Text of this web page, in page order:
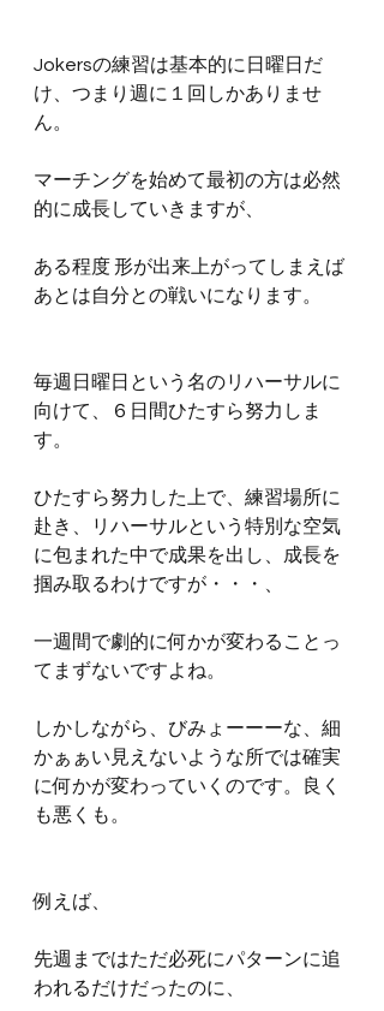
Jokersの練習は基本的に日曜日だ
け、つまり週に１回しかありませ
ん。
マーチングを始めて最初の方は必然
的に成長していきますが、
ある程度 形が出来上がってしまえば
あとは自分との戦いになります。
毎週日曜日という名のリハーサルに
向けて、６日間ひたすら努力しま
す。
ひたすら努力した上で、練習場所に
赴き、リハーサルという特別な空気
に包まれた中で成果を出し、成長を
掴み取るわけですが・・・、
一週間で劇的に何かが変わることっ
てまずないですよね。
しかしながら、びみょーーーな、細
かぁぁい見えないような所では確実
に何かが変わっていくのです。良く
も悪くも。
例えば、
先週まではただ必死にパターンに追
われるだけだったのに、